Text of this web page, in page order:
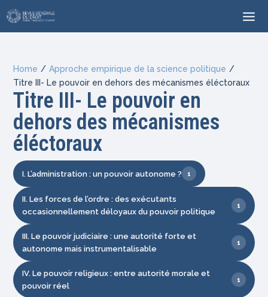
Home / Approche empirique de la science politique /
Titre III- Le pouvoir en dehors des mécanismes éléctoraux
Titre III- Le pouvoir en
dehors des mécanismes
éléctoraux
I. L’administration : un pouvoir autonome ? 1
II. Les forces de l’ordre : des exécutants
occasionnellement déloyaux du pouvoir politique
1
III. Le pouvoir judiciaire : une autorité forte et
autonome mais instrumentalisable
1
IV. Le pouvoir religieux : entre autorité morale et
pouvoir réel
1